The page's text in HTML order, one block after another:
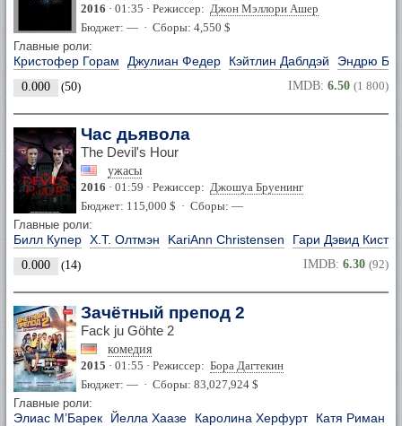
2016 · 01:35 · Режиссер: Джон Мэллори Ашер
Бюджет: — · Сборы: 4,550 $
Главные роли:
Кристофер Горам Джулиан Федер Кэйтлин Даблдэй Эндрю
0.000 (50) IMDB: 6.50 (1 800)
Час дьявола
The Devil's Hour
ужасы
2016 · 01:59 · Режиссер: Джошуа Бруенинг
Бюджет: 115,000 $ · Сборы: —
Главные роли:
Билл Купер Х.Т. Олтмэн KariAnn Christensen Гари Дэвид Кист
0.000 (14) IMDB: 6.30 (92)
Зачётный препод 2
Fack ju Göhte 2
комедия
2015 · 01:55 · Режиссер: Бора Дагтекин
Бюджет: — · Сборы: 83,027,924 $
Главные роли:
Элиас М’Барек Йелла Хаазе Каролина Херфурт Катя Риман